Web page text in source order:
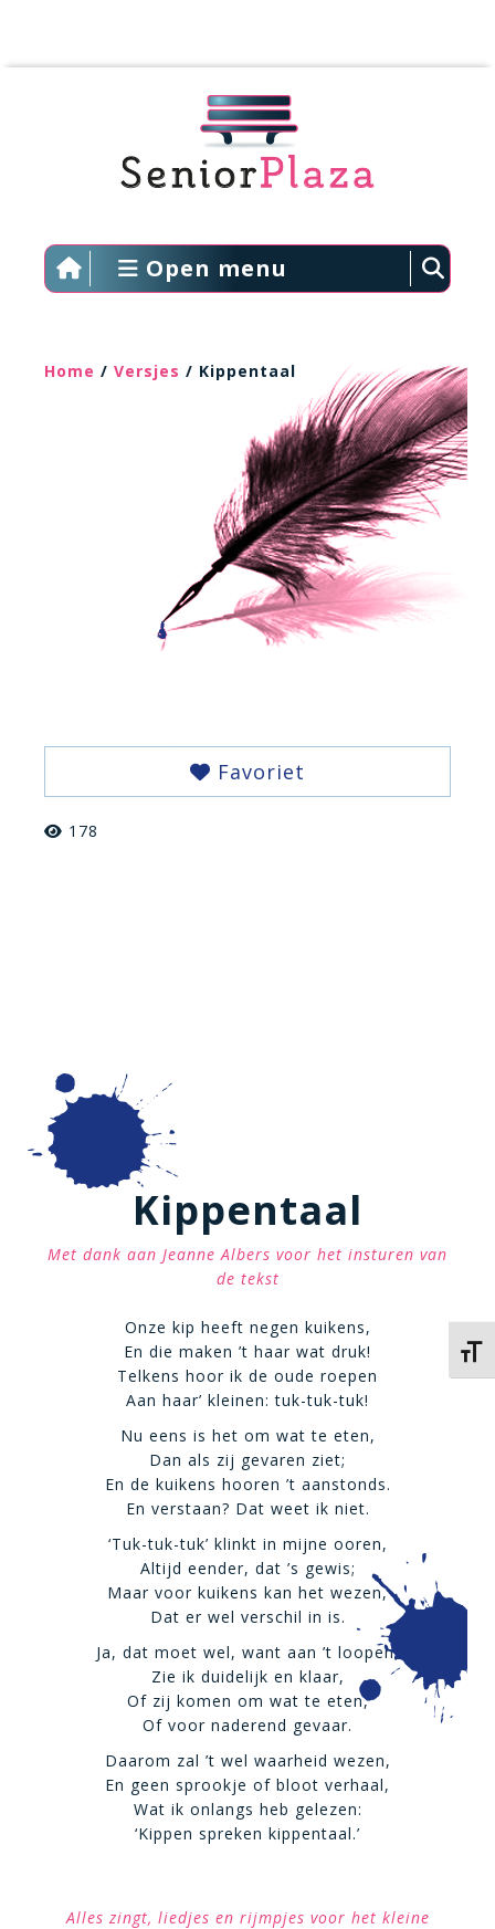
Open menu
Home / Versjes / Kippentaal
Favoriet
178
Kippentaal
Met dank aan Jeanne Albers voor het insturen van
de tekst
Onze kip heeft negen kuikens,
En die maken ’t haar wat druk!
Telkens hoor ik de oude roepen
Aan haar’ kleinen: tuk-tuk-tuk!
Nu eens is het om wat te eten,
Dan als zij gevaren ziet;
En de kuikens hooren ’t aanstonds.
En verstaan? Dat weet ik niet.
‘Tuk-tuk-tuk’ klinkt in mijne ooren,
Altijd eender, dat ’s gewis;
Maar voor kuikens kan het wezen,
Dat er wel verschil in is.
Ja, dat moet wel, want aan ’t loopen,
Zie ik duidelijk en klaar,
Of zij komen om wat te eten,
Of voor naderend gevaar.
Daarom zal ’t wel waarheid wezen,
En geen sprookje of bloot verhaal,
Wat ik onlangs heb gelezen:
‘Kippen spreken kippentaal.’
Alles zingt, liedjes en rijmpjes voor het kleine